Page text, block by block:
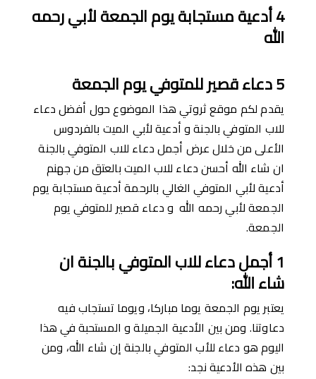
4أدعية مستجابة يوم الجمعة لأبي رحمه
الله
5دعاء قصير للمتوفي يوم الجمعة
يقدم لكم موقع ثروتي هذا الموضوع حول أفضل دعاء
للاب المتوفي بالجنة و أدعية لأبي الميت بالفردوس
الأعلى من خلال عرض أجمل دعاء للاب المتوفي بالجنة
ان شاء الله أحسن دعاء للاب الميت بالعتق من جهنم
أدعية ﻷبي المتوفي الغالي بالرحمة أدعية مستجابة يوم
الجمعة لأبي رحمه الله و دعاء قصير للمتوفي يوم
الجمعة.
1أجمل دعاء للاب المتوفي بالجنة ان
شاء الله:
يعتبر يوم الجمعة يوما مباركا، ويوما تستجاب فيه
دعاوتنا. ومن بين الأدعية الجميلة و المستحبة في هذا
اليوم هو دعاء للأب المتوفي بالجنة إن شاء الله، ومن
بين هذه الأدعية نجد: